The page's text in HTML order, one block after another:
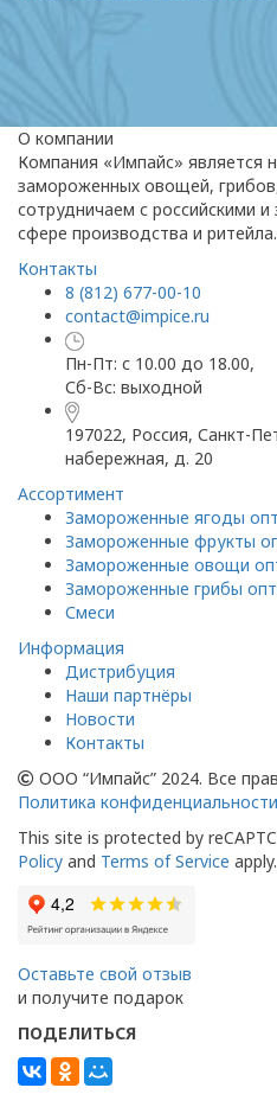
О компании
Компания «Импайс»
замороженных овощей,
сотрудничаем с российскими
сфере производства и ритейла.
Контакты
8 (812) 677-00-10
contact@impice.ru
Пн-Пт: с 10.00 до 18.00,
Сб-Вс: выходной
197022, Россия, Санкт-
набережная, д. 20
Ассортимент
Замороженные ягоды
Замороженные фрукты
Замороженные овощи
Замороженные грибы
Смеси
Информация
Дистрибуция
Наши партнёры
Новости
Контакты
ООО “Импайс” 2024. Все
Политика конфиденциальности
This site is protected by
Policy and Terms of Service apply.
Оставьте свой отзыв
и получите подарок
ПОДЕЛИТЬСЯ